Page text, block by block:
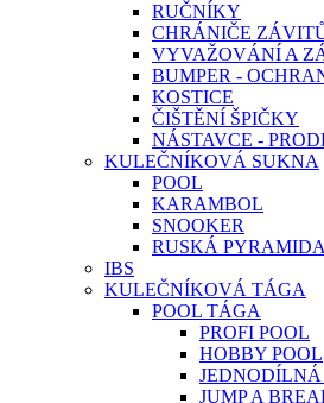
RUČNÍKY
CHRÁNIČE
VYVAŽOVÁNÍ A
BUMPER -
KOSTICE
ČIŠTĚNÍ ŠPIČKY
NÁSTAVCE -
KULEČNÍKOVÁ SUKNA
POOL
KARAMBOL
SNOOKER
RUSKÁ PYRAMIDA
IBS
KULEČNÍKOVÁ TÁGA
POOL TÁGA
PROFI POOL
HOBBY POOL
JEDNODÍLNÁ
JUMP A